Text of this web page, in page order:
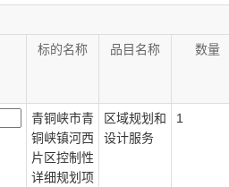
标的名称 品目名称 数量
青铜峡市青
铜峡镇河西
片区控制性
详细规划项
区域规划和
设计服务
1